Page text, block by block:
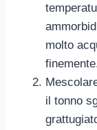
molto
il tonno